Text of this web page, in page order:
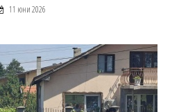
11 юни 2026